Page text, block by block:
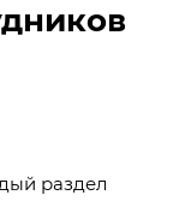
раздел